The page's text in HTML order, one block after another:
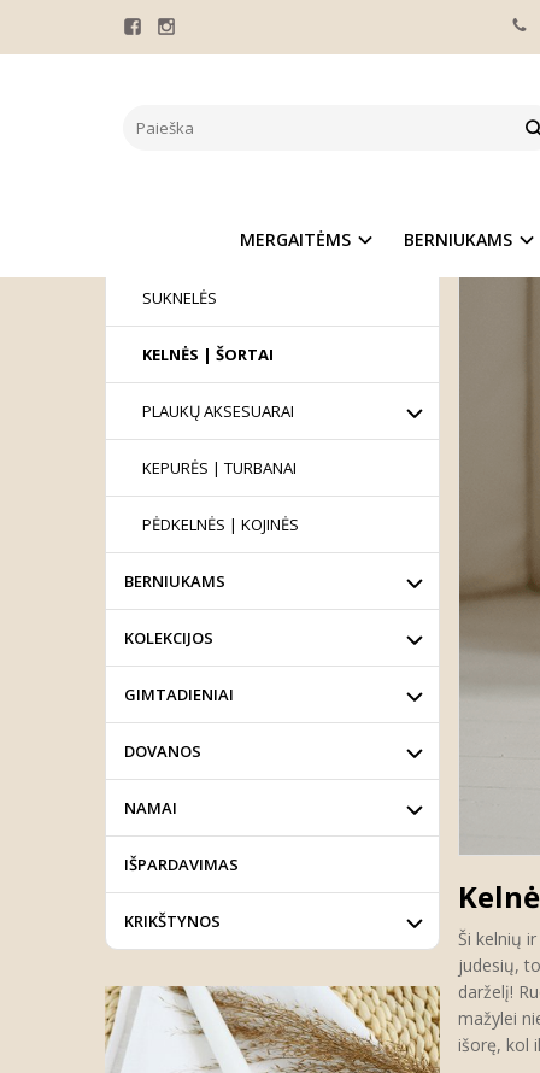
MERGAITĖMS BERNIUKAMS
Ši kelnių
judesių,
darželį!
mažylei
išorę, kol
MERGAITĖMS
SUKNELĖS
KELNĖS | ŠORTAI
PLAUKŲ AKSESUARAI
KEPURĖS | TURBANAI
PĖDKELNĖS | KOJINĖS
BERNIUKAMS
KOLEKCIJOS
GIMTADIENIAI
DOVANOS
NAMAI
IŠPARDAVIMAS
KRIKŠTYNOS